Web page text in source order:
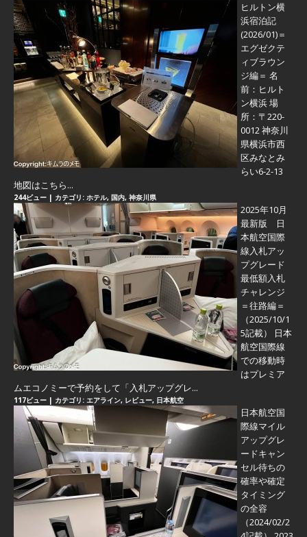
ヒルトン横
浜宿泊記
(2026/01)＝
エグゼクテ
ィブラウン
ジ編＝ 名
前：ヒルト
ン横浜 場
所：〒220-
0012 神奈川
県横浜市西
区みなとみ
らい6-2-13
地図はこちら...
244ビュー | カテゴリ: ホテル, 国内, 神奈川県
2025年10月
最新版 日
本航空国際
線入札アッ
プグレード
最低額入札
チャレンジ
＝往路編＝
（2025/10/1
5記載） 日本
航空国際線
での移動時
はプレミア
ムエコノミーで予約をして「入札アップグレ...
117ビュー | カテゴリ: エアライン, レビュー, 日本航空
日本航空国
際線マイル
アップグレ
ードキャン
セル待ちの
確率や確定
タイミング
の全容
（2024/02/2